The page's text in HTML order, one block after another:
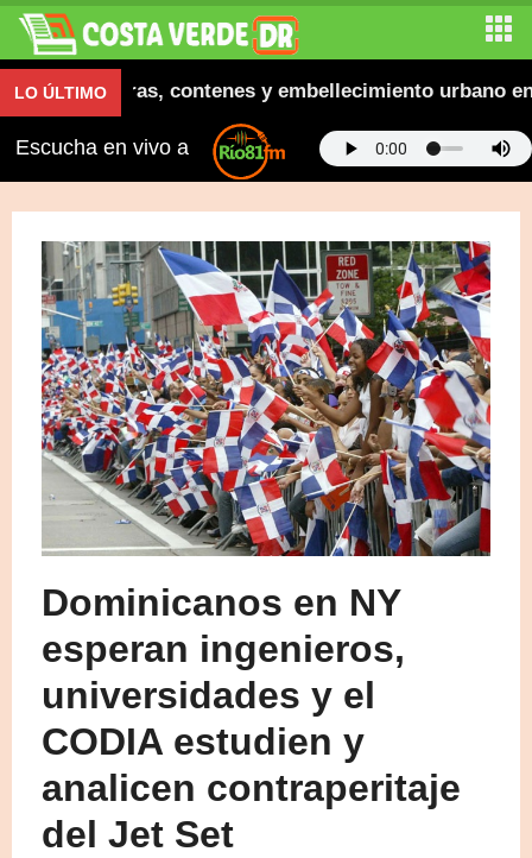
LO ÚLTIMOaceras, contenes y embellecimiento urbano en El
Escucha en vivo a
Dominicanos en NY
esperan ingenieros,
universidades y el
CODIA estudien y
analicen contraperitaje
del Jet Set